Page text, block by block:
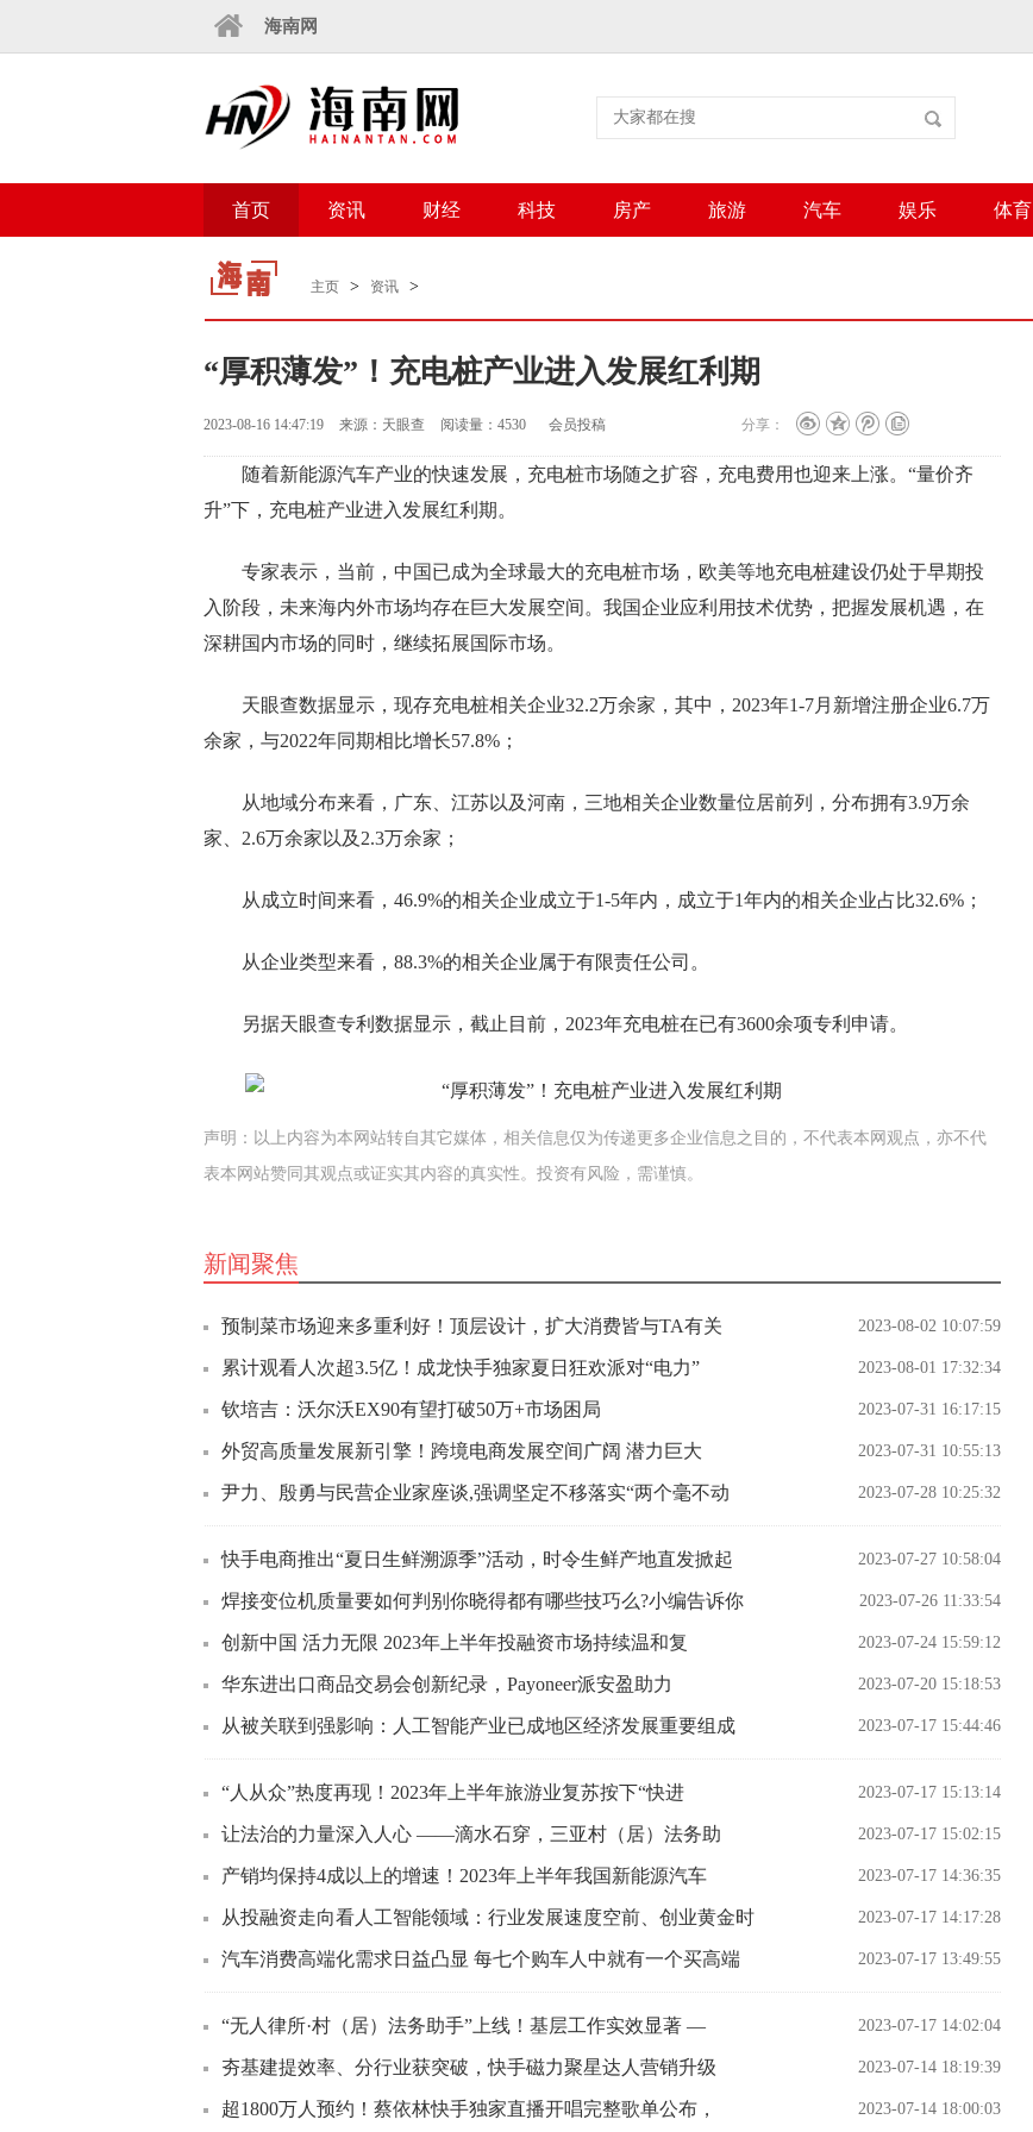
海南网
首页 资讯 财经 科技 房产 旅游 汽车 娱乐 体育
主页 > 资讯 >
“厚积薄发”！充电桩产业进入发展红利期
2023-08-16 14:47:19 来源：天眼查 阅读量：4530 会员投稿 分享：
随着新能源汽车产业的快速发展，充电桩市场随之扩容，充电费用也迎来上涨。“量价齐
升”下，充电桩产业进入发展红利期。
专家表示，当前，中国已成为全球最大的充电桩市场，欧美等地充电桩建设仍处于早期投
入阶段，未来海内外市场均存在巨大发展空间。我国企业应利用技术优势，把握发展机遇，在
深耕国内市场的同时，继续拓展国际市场。
天眼查数据显示，现存充电桩相关企业32.2万余家，其中，2023年1-7月新增注册企业6.7万
余家，与2022年同期相比增长57.8%；
从地域分布来看，广东、江苏以及河南，三地相关企业数量位居前列，分布拥有3.9万余
家、2.6万余家以及2.3万余家；
从成立时间来看，46.9%的相关企业成立于1-5年内，成立于1年内的相关企业占比32.6%；
从企业类型来看，88.3%的相关企业属于有限责任公司。
另据天眼查专利数据显示，截止目前，2023年充电桩在已有3600余项专利申请。
声明：以上内容为本网站转自其它媒体，相关信息仅为传递更多企业信息之目的，不代表本网观点，亦不代
表本网站赞同其观点或证实其内容的真实性。投资有风险，需谨慎。
新闻聚焦
预制菜市场迎来多重利好！顶层设计，扩大消费皆与TA有关 2023-08-02 10:07:59
累计观看人次超3.5亿！成龙快手独家夏日狂欢派对“电力” 2023-08-01 17:32:34
钦培吉：沃尔沃EX90有望打破50万+市场困局 2023-07-31 16:17:15
外贸高质量发展新引擎！跨境电商发展空间广阔 潜力巨大 2023-07-31 10:55:13
尹力、殷勇与民营企业家座谈,强调坚定不移落实“两个毫不动 2023-07-28 10:25:32
快手电商推出“夏日生鲜溯源季”活动，时令生鲜产地直发掀起 2023-07-27 10:58:04
焊接变位机质量要如何判别你晓得都有哪些技巧么?小编告诉你 2023-07-26 11:33:54
创新中国 活力无限 2023年上半年投融资市场持续温和复 2023-07-24 15:59:12
华东进出口商品交易会创新纪录，Payoneer派安盈助力 2023-07-20 15:18:53
从被关联到强影响：人工智能产业已成地区经济发展重要组成 2023-07-17 15:44:46
“人从众”热度再现！2023年上半年旅游业复苏按下“快进 2023-07-17 15:13:14
让法治的力量深入人心 ——滴水石穿，三亚村（居）法务助 2023-07-17 15:02:15
产销均保持4成以上的增速！2023年上半年我国新能源汽车 2023-07-17 14:36:35
从投融资走向看人工智能领域：行业发展速度空前、创业黄金时 2023-07-17 14:17:28
汽车消费高端化需求日益凸显 每七个购车人中就有一个买高端 2023-07-17 13:49:55
“无人律所·村（居）法务助手”上线！基层工作实效显著 — 2023-07-17 14:02:04
夯基建提效率、分行业获突破，快手磁力聚星达人营销升级 2023-07-14 18:19:39
超1800万人预约！蔡依林快手独家直播开唱完整歌单公布， 2023-07-14 18:00:03